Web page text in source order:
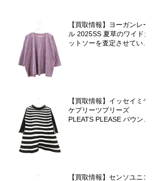
【買取情報】ヨーガンレー
ル 2025SS 夏草のワイドカ
ットソーを査定させていた
【買取情報】イッセイミヤ
ケプリーツプリーズ
PLEATS PLEASE バウンス
【買取情報】センソユニコ